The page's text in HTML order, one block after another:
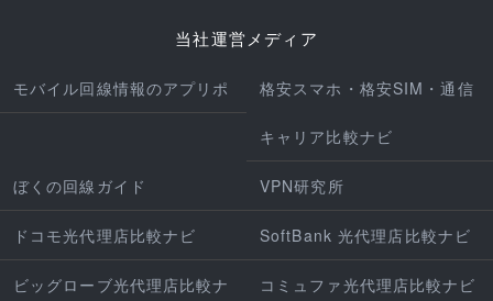
当社運営メディア
モバイル回線情報のアプリポ 格安スマホ・格安SIM・通信
キャリア比較ナビ
ぼくの回線ガイド VPN研究所
ドコモ光代理店比較ナビ SoftBank 光代理店比較ナビ
ビッグローブ光代理店比較ナ コミュファ光代理店比較ナビ